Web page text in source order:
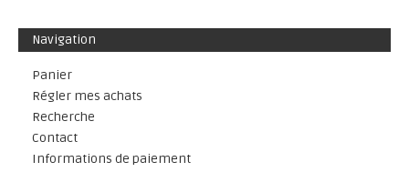
Navigation
Panier
Régler mes achats
Recherche
Contact
Informations de paiement